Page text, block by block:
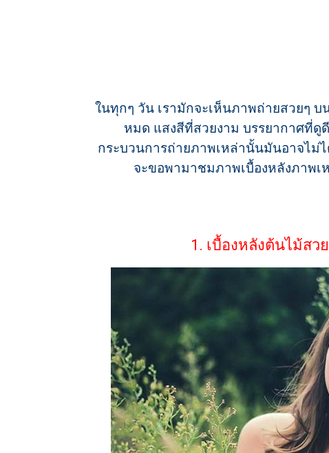
ในทุกๆ วัน เรามักจะเห็นภาพถ่ายสวยๆ
หมด แสงสีที่สวยงาม บรรยากาศที่ดู
กระบวนการถ่ายภาพเหล่านั้นมันอาจไม่
จะขอพามาชมภาพเบื้องหลังภาพ
1. เบื้องหลังต้นไม้สว